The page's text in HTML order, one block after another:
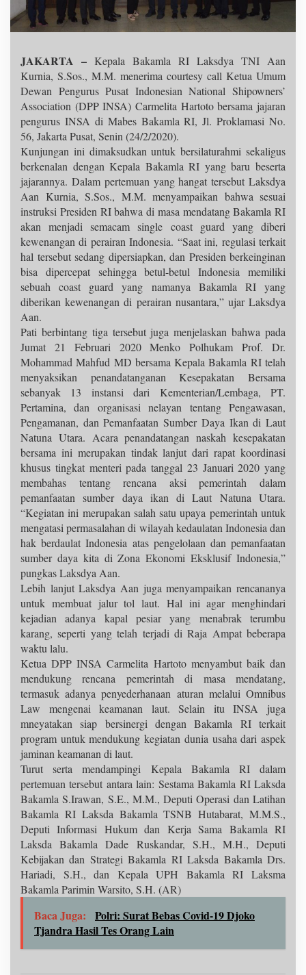
JAKARTA – Kepala Bakamla RI Laksdya TNI Aan
Kurnia, S.Sos., M.M. menerima courtesy call Ketua Umum
Dewan Pengurus Pusat Indonesian National Shipowners’
Association (DPP INSA) Carmelita Hartoto bersama jajaran
pengurus INSA di Mabes Bakamla RI, Jl. Proklamasi No.
56, Jakarta Pusat, Senin (24/2/2020).
Kunjungan ini dimaksudkan untuk bersilaturahmi sekaligus
berkenalan dengan Kepala Bakamla RI yang baru beserta
jajarannya. Dalam pertemuan yang hangat tersebut Laksdya
Aan Kurnia, S.Sos., M.M. menyampaikan bahwa sesuai
instruksi Presiden RI bahwa di masa mendatang Bakamla RI
akan menjadi semacam single coast guard yang diberi
kewenangan di perairan Indonesia. “Saat ini, regulasi terkait
hal tersebut sedang dipersiapkan, dan Presiden berkeinginan
bisa dipercepat sehingga betul-betul Indonesia memiliki
sebuah coast guard yang namanya Bakamla RI yang
diberikan kewenangan di perairan nusantara,” ujar Laksdya
Aan.
Pati berbintang tiga tersebut juga menjelaskan bahwa pada
Jumat 21 Februari 2020 Menko Polhukam Prof. Dr.
Mohammad Mahfud MD bersama Kepala Bakamla RI telah
menyaksikan penandatanganan Kesepakatan Bersama
sebanyak 13 instansi dari Kementerian/Lembaga, PT.
Pertamina, dan organisasi nelayan tentang Pengawasan,
Pengamanan, dan Pemanfaatan Sumber Daya Ikan di Laut
Natuna Utara. Acara penandatangan naskah kesepakatan
bersama ini merupakan tindak lanjut dari rapat koordinasi
khusus tingkat menteri pada tanggal 23 Januari 2020 yang
membahas tentang rencana aksi pemerintah dalam
pemanfaatan sumber daya ikan di Laut Natuna Utara.
“Kegiatan ini merupakan salah satu upaya pemerintah untuk
mengatasi permasalahan di wilayah kedaulatan Indonesia dan
hak berdaulat Indonesia atas pengelolaan dan pemanfaatan
sumber daya kita di Zona Ekonomi Eksklusif Indonesia,”
pungkas Laksdya Aan.
Lebih lanjut Laksdya Aan juga menyampaikan rencananya
untuk membuat jalur tol laut. Hal ini agar menghindari
kejadian adanya kapal pesiar yang menabrak terumbu
karang, seperti yang telah terjadi di Raja Ampat beberapa
waktu lalu.
Ketua DPP INSA Carmelita Hartoto menyambut baik dan
mendukung rencana pemerintah di masa mendatang,
termasuk adanya penyederhanaan aturan melalui Omnibus
Law mengenai keamanan laut. Selain itu INSA juga
mneyatakan siap bersinergi dengan Bakamla RI terkait
program untuk mendukung kegiatan dunia usaha dari aspek
jaminan keamanan di laut.
Turut serta mendampingi Kepala Bakamla RI dalam
pertemuan tersebut antara lain: Sestama Bakamla RI Laksda
Bakamla S.Irawan, S.E., M.M., Deputi Operasi dan Latihan
Bakamla RI Laksda Bakamla TSNB Hutabarat, M.M.S.,
Deputi Informasi Hukum dan Kerja Sama Bakamla RI
Laksda Bakamla Dade Ruskandar, S.H., M.H., Deputi
Kebijakan dan Strategi Bakamla RI Laksda Bakamla Drs.
Hariadi, S.H., dan Kepala UPH Bakamla RI Laksma
Bakamla Parimin Warsito, S.H. (AR)
Baca Juga:
Polri: Surat Bebas Covid-19 Djoko
Tjandra Hasil Tes Orang Lain